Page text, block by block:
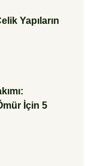
Yapıların
İçin 5